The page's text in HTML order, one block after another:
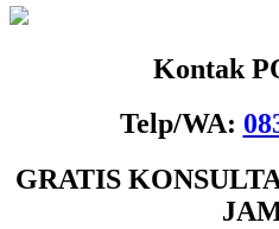
Kontak
Telp/WA:
GRATIS